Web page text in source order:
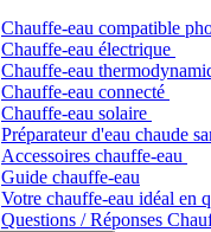
Chauffe-eau compatible
Chauffe-eau électrique
Chauffe-eau
Chauffe-eau connecté
Chauffe-eau solaire
Préparateur d'eau chaude
Accessoires chauffe-eau
Guide chauffe-eau
Votre chauffe-eau idéal en
Questions / Réponses